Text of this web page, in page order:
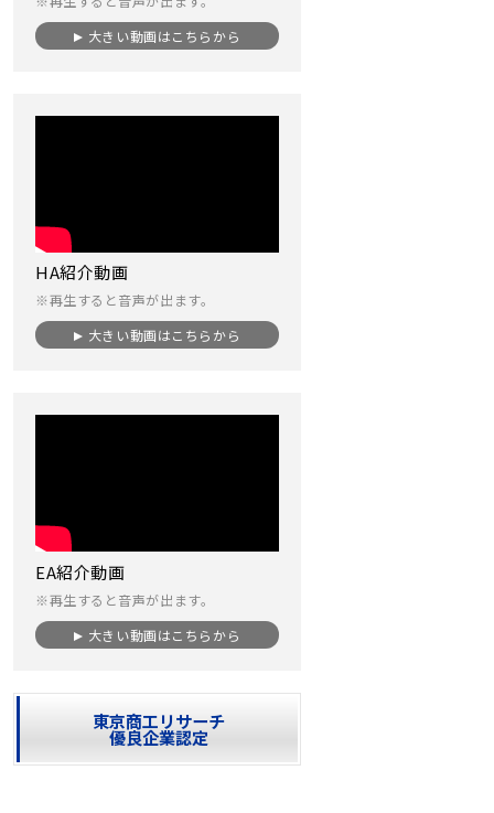
大きい動画はこちらから
HA紹介動画
※再生すると音声が出ます。
大きい動画はこちらから
EA紹介動画
※再生すると音声が出ます。
大きい動画はこちらから
東京商工リサーチ
優良企業認定